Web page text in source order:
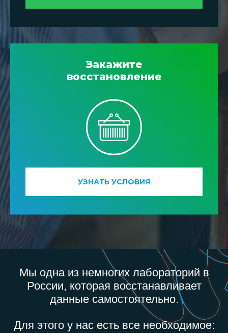
Закажите
восстановление
УЗНАТЬ УСЛОВИЯ
Мы одна из немногих лабораторий в
России, которая восстанавливает
данные самостоятельно.
Для этого у нас есть все необходимое: